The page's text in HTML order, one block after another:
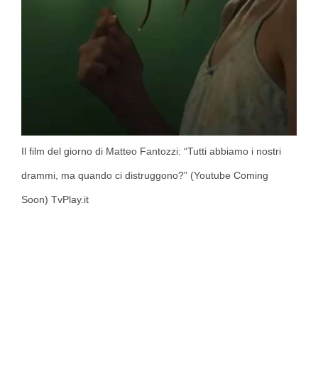
Il film del giorno di Matteo Fantozzi: “Tutti abbiamo i nostri
drammi, ma quando ci distruggono?” (Youtube Coming
Soon) TvPlay.it